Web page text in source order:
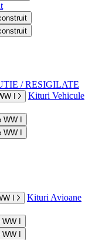
/ RESIGILATE
I
Kituri Vehicule
I
I
I
Kituri Avioane
I
I